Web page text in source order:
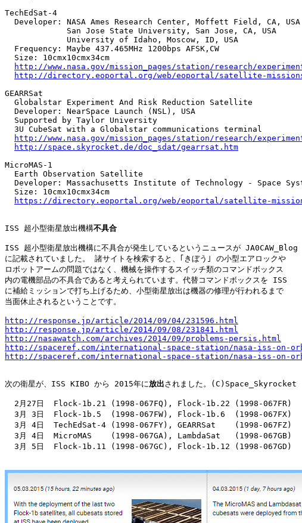
TechEdSat-4
  Developer: NASA Ames Research Center, Moffett Field, CA, USA
             San Jose State University, San Jose, CA, USA
             University of Idaho, Moscow, ID, USA
  Frequency: Maybe 437.465MHz 1200bps AFSK,CW
  Size: 10cmx10cmx34cm
http://www.nasa.gov/mission_pages/station/research/
http://directory.eoportal.org/web/eoportal/satellite-
GEARRSat
  Globalstar Experiment And Risk Reduction Satellite
  Developer: NearSpace Launch (NSL), USA
  Supported by Taylor University
  3U CubeSat with a Globalstar communications terminal
http://www.nasa.gov/mission_pages/station/research/
http://space.skyrocket.de/doc_sdat/gearrsat.htm
MicroMAS-1
  Earth Observation Satellite
Developer: Massachusetts Institute of Technology - Space
  Size: 10cmx10cmx34cm
https://directory.eoportal.org/web/eoportal/satellite-
ISS 超小型衛星放出機構不具合
ISS 超小型衛星放出機構に不具合が発生しているというニュースが JA0CAW_Blog
に記載されていました。 諸サイトを検索すると、｢きぼう｣ の小型エアロックや
ロボットアームの問題ではなく、機械を操作するスイッチ類のコマンドボックス
内の電機部品の不具合であると考えられています。代替コマンドボックスを ISS
に補給ミッションで打ち上げるため、小型衛星放出は機器の修理が行われるまで
当面休止されるということです。
http://response.jp/article/2014/09/04/231596.html
http://response.jp/article/2014/09/08/231841.html
http://nasawatch.com/archives/2014/09/problems-persis.html
http://spaceref.com/international-space-station/nasa-iss-on-
http://spaceref.com/international-space-station/nasa-iss-on-
次の衛星が、ISS KIBO から 2015年に放出されました。(C)Space_Skyrocket
  2月27日  Flock-1b.21 (1998-067FQ), Flock-1b.22 (1998-067FR)
  3月 3日  Flock-1b.5  (1998-067FW), Flock-1b.6  (1998-067FX)
  3月 4日  TechEdSat-4 (1998-067FY), GEARRSat    (1998-067FZ)
  3月 4日  MicroMAS    (1998-067GA), LambdaSat   (1998-067GB)
  3月 5日  Flock-1b.11 (1998-067GC), Flock-1b.12 (1998-067GD)